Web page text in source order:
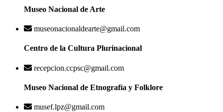
Museo Nacional de Arte
museonacionaldearte@gmail.com
Centro de la Cultura Plurinacional
recepcion.ccpsc@gmail.com
Museo Nacional de Etnografía y Folklore
musef.lpz@gmail.com